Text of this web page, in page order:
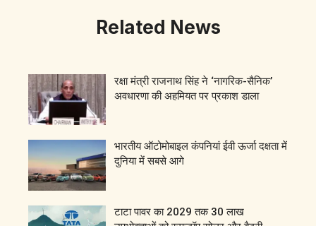
Related News
रक्षा मंत्री राजनाथ सिंह ने ‘नागरिक-सैनिक’
अवधारणा की अहमियत पर प्रकाश डाला
भारतीय ऑटोमोबाइल कंपनियां ईवी ऊर्जा दक्षता में
दुनिया में सबसे आगे
टाटा पावर का 2029 तक 30 लाख